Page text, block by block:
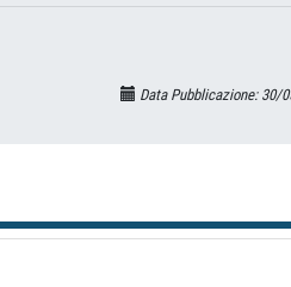
Data Pubblicazione: 30/